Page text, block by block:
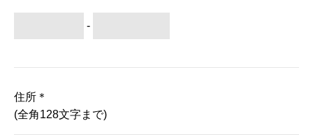
-
住所 ＊
(全角128文字まで)